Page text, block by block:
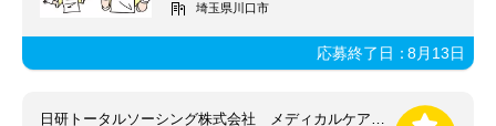
埼玉県川口市
応募終了日：8月13日
日研トータルソーシング株式会社 メディカルケア事業部 大宮オフィス/【OM】OM_S1(SY)